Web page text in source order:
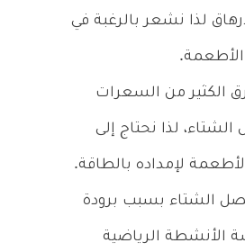
لذا نشعر بالرغبة في
الأطعمة.
الكثير من السعرات
لذا نحتاج إلى
لإمداده بالطاقة.
الشتاء بسبب برودة
الأنشطة الرياضية